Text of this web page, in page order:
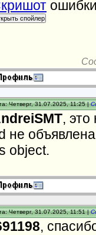
Четверг, 31.07.2025, 11:25 |
,
не
object.
Четверг, 31.07.2025, 11:51 |
,